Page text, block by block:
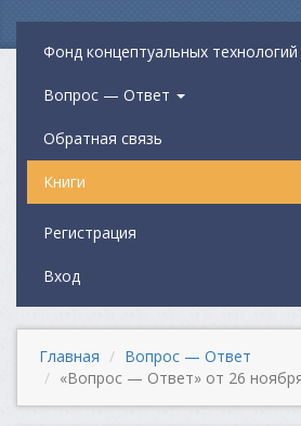
Фонд концептуальных технологий
Вопрос — Ответ
Обратная связь
Книги
Регистрация
Вход
Главная
Вопрос — Ответ
«Вопрос — Ответ» от 26